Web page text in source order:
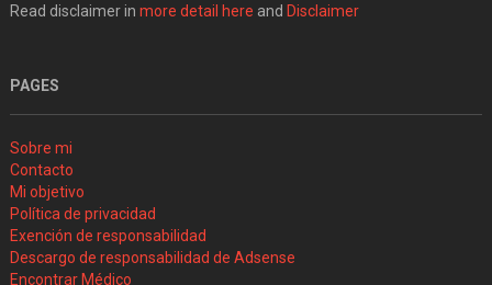
Read disclaimer in more detail here and Disclaimer
PAGES
Sobre mi
Contacto
Mi objetivo
Política de privacidad
Exención de responsabilidad
Descargo de responsabilidad de Adsense
Encontrar Médico